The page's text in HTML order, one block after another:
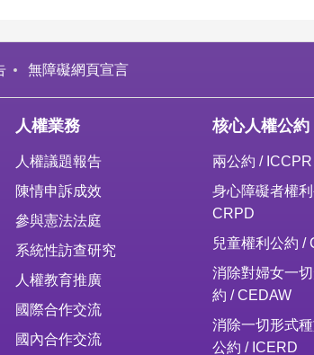
無障礙網頁宣言
人權業務
人權議題報告
陳情申訴成效
參與憲法法庭
系統性訪查研究
人權教育推廣
國際合作交流
國內合作交流
核心人權公約
兩公約 /
身心障礙者權
CRPD
兒童權利公約 /
消除對婦女一
約 / CEDAW
消除一切形式
公約 / ICERD